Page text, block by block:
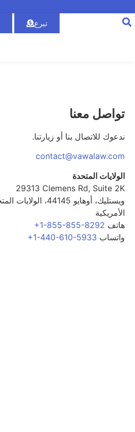
تبرع
تواصل معنا
ندعوك للاتصال بنا أو زيارتنا.
contact@vawalaw.com
الولايات المتحدة
29313 Clemens Rd, Suite 2K
ويستليك، أوهايو 44145،
الأمريكية
هاتف +1-855-855-8292
واتساب +1-440-610-5933